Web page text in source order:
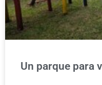
Un parque para